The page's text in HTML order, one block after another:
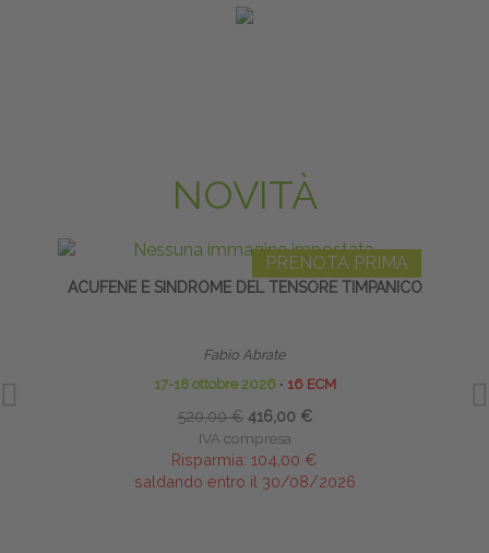
NOVITÀ
PRENOTA PRIMA
ACUFENE E SINDROME DEL TENSORE TIMPANICO
Fabio Abrate
17-18 ottobre 2026 ∙ 16 ECM
520,00 € 416,00 €
IVA compresa
Risparmia: 104,00 €
saldando entro il 30/08/2026